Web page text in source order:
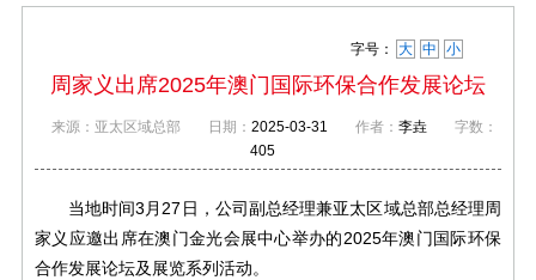
字号： 大 中 小
周家义出席2025年澳门国际环保合作发展论坛
来源：亚太区域总部 日期： 2025-03-31 作者： 李垚
字数：
405
当地时间3月27日，公司副总经理兼亚太区域总部总经理周
家义应邀出席在澳门金光会展中心举办的2025年澳门国际环保
合作发展论坛及展览系列活动。